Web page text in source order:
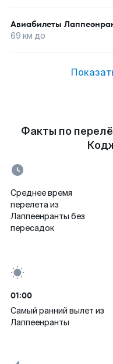
Авиабилеты
69 км до
Факты по
Среднее время
перелета из
Лаппеенранты без
пересадок
01:00
Самый ранний вылет из
Лаппеенранты